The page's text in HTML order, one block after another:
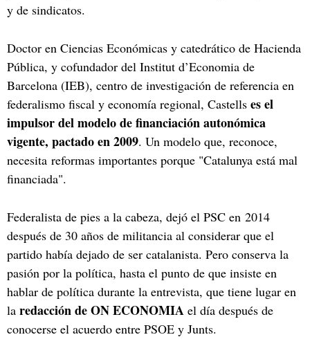
y de sindicatos.
Doctor en Ciencias Económicas y catedrático de Hacienda
Pública, y cofundador del Institut d’Economia de
Barcelona (IEB), centro de investigación de referencia en
federalismo fiscal y economía regional, Castells es el
impulsor del modelo de financiación autonómica
vigente, pactado en 2009. Un modelo que, reconoce,
necesita reformas importantes porque "Catalunya está mal
financiada".
Federalista de pies a la cabeza, dejó el PSC en 2014
después de 30 años de militancia al considerar que el
partido había dejado de ser catalanista. Pero conserva la
pasión por la política, hasta el punto de que insiste en
hablar de política durante la entrevista, que tiene lugar en
la redacción de ON ECONOMIA el día después de
conocerse el acuerdo entre PSOE y Junts.